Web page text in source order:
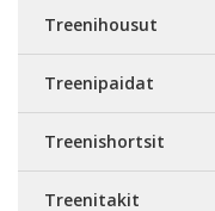
Treenihousut
Treenipaidat
Treenishortsit
Treenitakit